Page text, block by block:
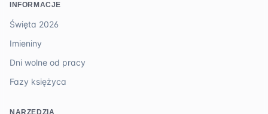
INFORMACJE
Święta 2026
Imieniny
Dni wolne od pracy
Fazy księżyca
NARZĘDZIA